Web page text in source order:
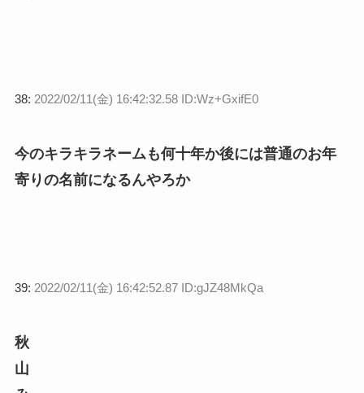
38: 2022/02/11(金) 16:42:32.58 ID:Wz+GxifE0
今のキラキラネームも何十年か後には普通のお年
寄りの名前になるんやろか
39: 2022/02/11(金) 16:42:52.87 ID:gJZ48MkQa
秋
山